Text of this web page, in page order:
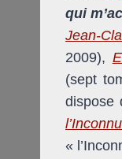
qui
Jean-
2009),
(sept
dispose
«